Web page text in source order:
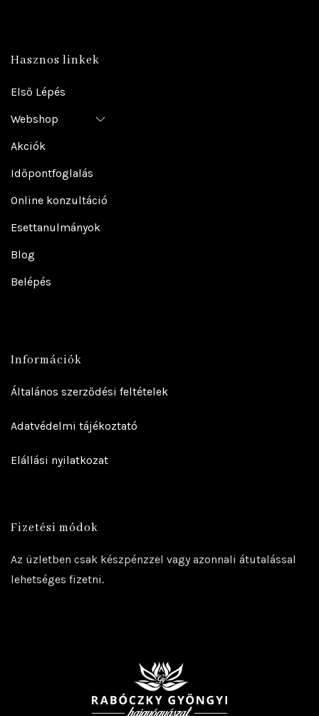
Hasznos linkek
Első Lépés
Webshop
Akciók
Időpontfoglalás
Online konzultáció
Esettanulmányok
Blog
Belépés
Információk
Általános szerződési feltételek
Adatvédelmi tájékoztató
Elállási nyilatkozat
Fizetési módok
Az üzletben csak készpénzzel vagy azonnali átutalással
lehetséges fizetni.